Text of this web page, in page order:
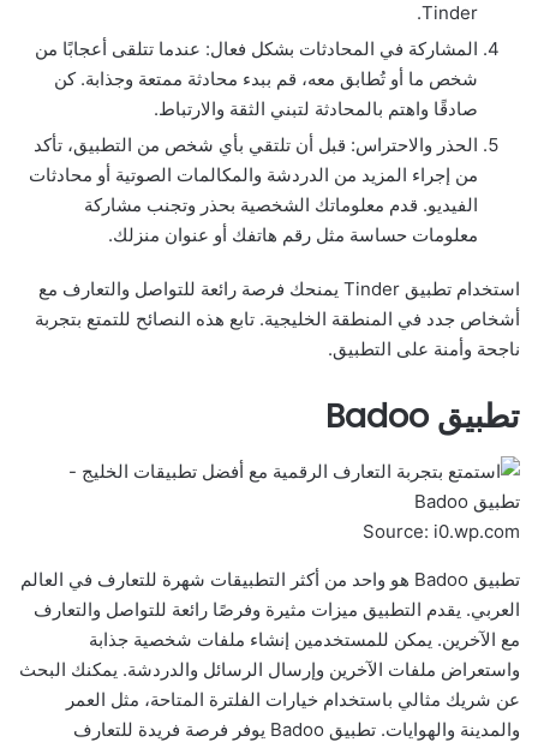
Tinder.
المشاركة في المحادثات بشكل فعال: عندما تتلقى أعجابًا من
شخص ما أو تُطابق معه، قم ببدء محادثة ممتعة وجذابة. كن
صادقًا واهتم بالمحادثة لتبني الثقة والارتباط.
الحذر والاحتراس: قبل أن تلتقي بأي شخص من التطبيق، تأكد
من إجراء المزيد من الدردشة والمكالمات الصوتية أو محادثات
الفيديو. قدم معلوماتك الشخصية بحذر وتجنب مشاركة
معلومات حساسة مثل رقم هاتفك أو عنوان منزلك.
استخدام تطبيق Tinder يمنحك فرصة رائعة للتواصل والتعارف مع
أشخاص جدد في المنطقة الخليجية. تابع هذه النصائح للتمتع بتجربة
ناجحة وأمنة على التطبيق.
تطبيق Badoo
Source: i0.wp.com
تطبيق Badoo هو واحد من أكثر التطبيقات شهرة للتعارف في العالم
العربي. يقدم التطبيق ميزات مثيرة وفرصًا رائعة للتواصل والتعارف
مع الآخرين. يمكن للمستخدمين إنشاء ملفات شخصية جذابة
واستعراض ملفات الآخرين وإرسال الرسائل والدردشة. يمكنك البحث
عن شريك مثالي باستخدام خيارات الفلترة المتاحة، مثل العمر
والمدينة والهوايات. تطبيق Badoo يوفر فرصة فريدة للتعارف